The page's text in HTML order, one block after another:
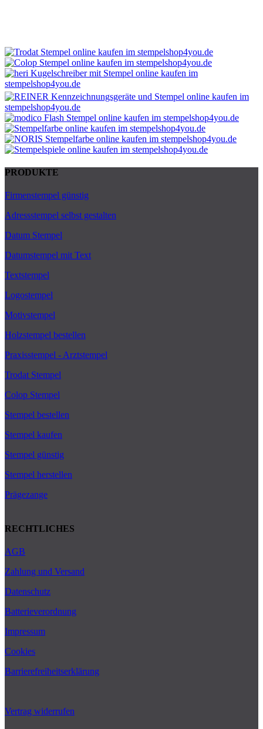
PRODUKTE
Firmenstempel günstig
Adressstempel selbst gestalten
Datum Stempel
Datumstempel mit Text
Textstempel
Logostempel
Motivstempel
Holzstempel bestellen
Praxisstempel - Arztstempel
Trodat Stempel
Colop Stempel
Stempel bestellen
Stempel kaufen
Stempel günstig
Stempel herstellen
Prägezange
RECHTLICHES
AGB
Zahlung und Versand
Datenschutz
Batterieverordnung
Impressum
Cookies
Barrierefreiheitserklärung
Vertrag widerrufen